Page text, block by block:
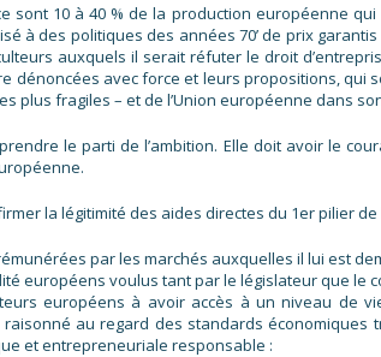
sont 10 à 40 % de la production européenne
à des politiques des années 70’ de prix
auxquels il serait réfuter le droit
dénoncées avec force et leurs propositions,
plus fragiles – et de l’Union européenne dans
le parti de l’ambition. Elle doit avoir le
la légitimité des aides directes du 1er pilier
par les marchés auxquelles il lui est
européens voulus tant par le législateur que le
européens à avoir accès à un niveau de
au regard des standards économiques
et entrepreneuriale responsable :